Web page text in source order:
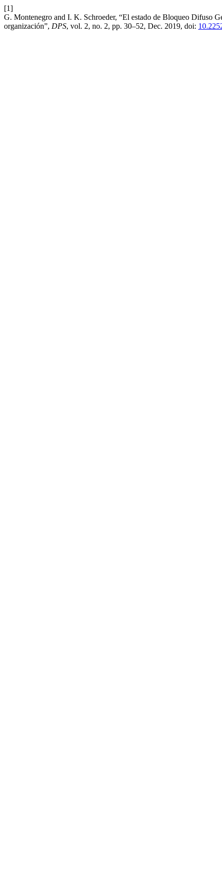
[1]
G. Montenegro and I. K. Schroeder, “El estado de Bloqueo Difuso
organización”, DPS, vol. 2, no. 2, pp. 30–52, Dec. 2019, doi: